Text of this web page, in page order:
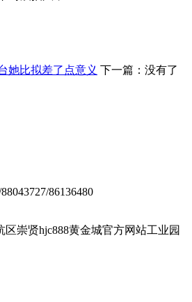
她比拟差了点意义 下一篇：没有了
86136480
区崇贤hjc888黄金城官方网站工业园